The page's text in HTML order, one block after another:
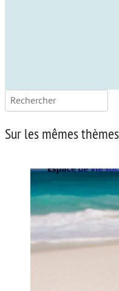
Rechercher :
Sur les mêmes thèmes